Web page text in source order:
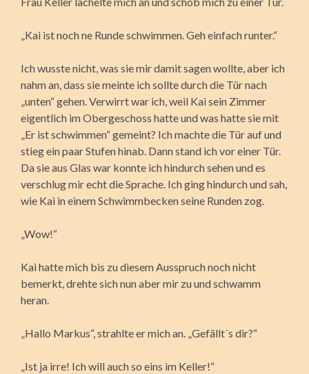
„Kai ist noch ne Runde schwimmen. Geh einfach runter.“
Ich wusste nicht, was sie mir damit sagen wollte, aber ich
nahm an, dass sie meinte ich sollte durch die Tür nach
„unten“ gehen. Verwirrt war ich, weil Kai sein Zimmer
eigentlich im Obergeschoss hatte und was hatte sie mit
„Er ist schwimmen“ gemeint? Ich machte die Tür auf und
stieg ein paar Stufen hinab. Dann stand ich vor einer Tür.
Da sie aus Glas war konnte ich hindurch sehen und es
verschlug mir echt die Sprache. Ich ging hindurch und sah,
wie Kai in einem Schwimmbecken seine Runden zog.
„Wow!“
Kai hatte mich bis zu diesem Ausspruch noch nicht
bemerkt, drehte sich nun aber mir zu und schwamm
heran.
„Hallo Markus“, strahlte er mich an. „Gefällt´s dir?“
„Ist ja irre! Ich will auch so eins im Keller!“